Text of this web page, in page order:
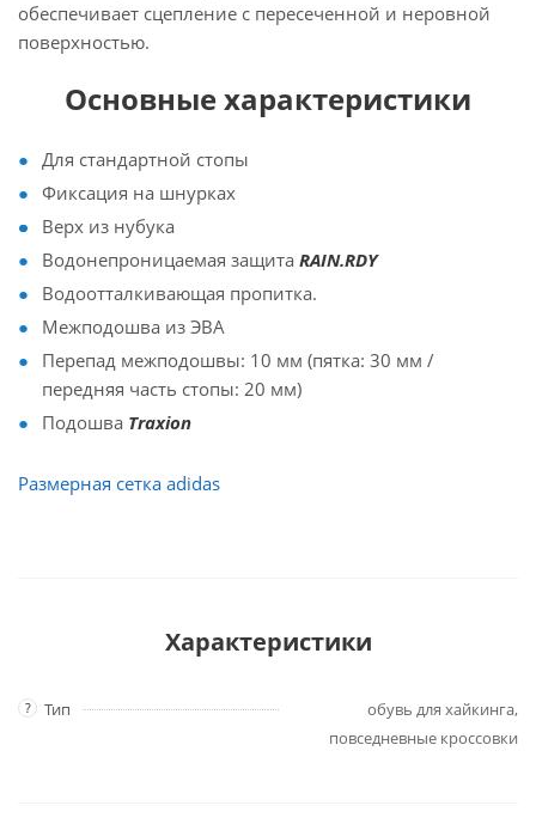
обеспечивает сцепление с пересеченной и неровной
поверхностью.
Основные характеристики
Для стандартной стопы
Фиксация на шнурках
Верх из нубука
Водонепроницаемая защита RAIN.RDY
Водоотталкивающая пропитка.
Межподошва из ЭВА
Перепад межподошвы: 10 мм (пятка: 30 мм /
передняя часть стопы: 20 мм)
Подошва Traxion
Размерная сетка adidas
Характеристики
? Тип
обувь для хайкинга,
повседневные кроссовки